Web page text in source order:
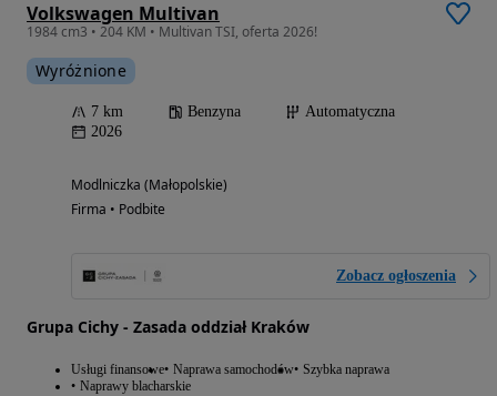
Volkswagen Multivan
1984 cm3 • 204 KM • Multivan TSI, oferta 2026!
Wyróżnione
7 km Benzyna
Automatyczna
2026
Modlniczka (Małopolskie)
Firma • Podbite
Zobacz ogłoszenia
Grupa Cichy - Zasada oddział Kraków
Usługi finansowe Naprawa samochodów Szybka naprawa
Naprawy blacharskie